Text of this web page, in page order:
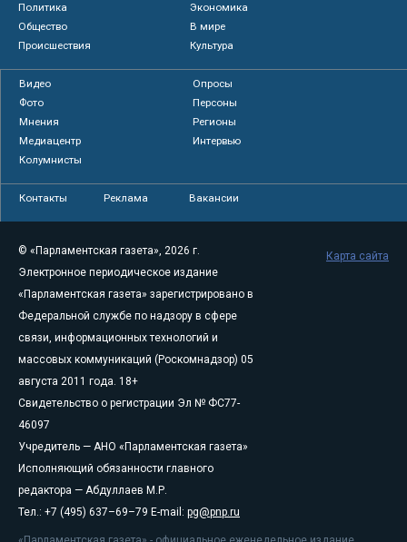
Политика
Экономика
Общество
В мире
Происшествия
Культура
Видео
Опросы
Фото
Персоны
Мнения
Регионы
Медиацентр
Интервью
Колумнисты
Контакты Реклама Вакансии
© «Парламентская газета», 2026 г.
Электронное периодическое издание
«Парламентская газета» зарегистрировано в
Федеральной службе по надзору в сфере
связи, информационных технологий и
массовых коммуникаций (Роскомнадзор) 05
августа 2011 года. 18+
Свидетельство о регистрации Эл № ФС77-
46097
Учредитель — АНО «Парламентская газета»
Исполняющий обязанности главного
редактора — Абдуллаев М.Р.
Тел.: +7 (495) 637–69–79 E-mail: pg@pnp.ru
Карта сайта